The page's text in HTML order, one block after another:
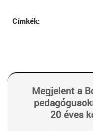
Címkék:
Megjelent a
20 éves